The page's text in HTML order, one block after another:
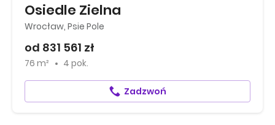
Osiedle Zielna
Wrocław, Psie Pole
od 831 561 zł
76 m² 4 pok.
Zadzwoń